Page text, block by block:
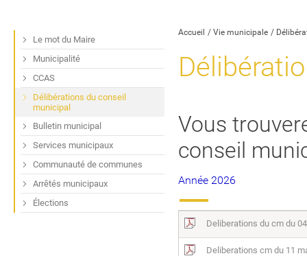
Accueil Vie municipale
Vous
conseil
Année 2026
Deliberations du cm du
Deliberations cm du 11
Le mot du Maire
Municipalité
CCAS
Délibérations du conseil
municipal
Bulletin municipal
Services municipaux
Communauté de communes
Arrêtés municipaux
Élections